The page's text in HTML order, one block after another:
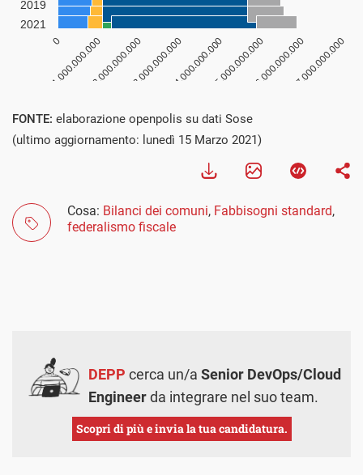
FONTE: elaborazione openpolis su dati Sose
(ultimo aggiornamento: lunedì 15 Marzo 2021)
Cosa: Bilanci dei comuni, Fabbisogni standard,
federalismo fiscale
DEPP cerca un/a Senior DevOps/Cloud
Engineerda integrare nel suo team.
Scopri di più e invia la tua candidatura.